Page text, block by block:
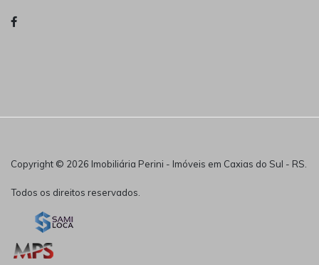
Copyright © 2026 Imobiliária Perini - Imóveis em Caxias do Sul - RS.
Todos os direitos reservados.